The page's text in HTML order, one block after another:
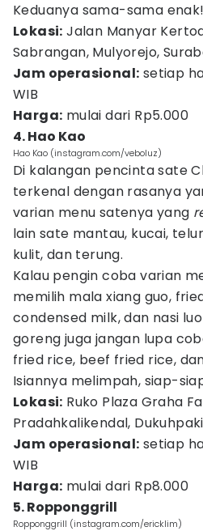
Keduanya sama-sama enak!
Lokasi: Jalan Manyar
Sabrangan, Mulyorejo,
Jam operasional: setiap
WIB
Harga: mulai dari Rp5.000
4. Hao Kao
Hao Kao (instagram.com/veboluz)
Di kalangan pencinta sate
terkenal dengan rasanya
varian menu satenya yang
lain sate mantau, kucai,
kulit, dan terung.
Kalau pengin coba varian
memilih mala xiang guo,
condensed milk, dan nasi
goreng juga jangan lupa
fried rice, beef fried rice,
Isiannya melimpah, siap-
Lokasi: Ruko Plaza Graha
Pradahkalikendal,
Jam operasional: setiap
WIB
Harga: mulai dari Rp8.000
5. Ropponggrill
Ropponggrill (instagram.com/ericklim)